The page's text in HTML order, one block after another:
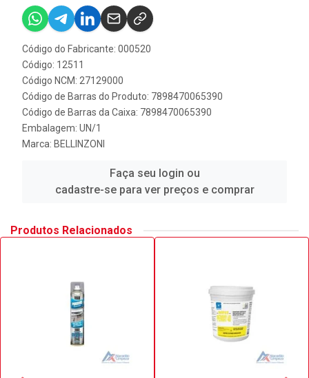
Código do Fabricante: 000520
Código: 12511
Código NCM: 27129000
Código de Barras do Produto: 7898470065390
Código de Barras da Caixa: 7898470065390
Embalagem: UN/1
Marca: BELLINZONI
Faça seu login ou
cadastre-se para ver preços e comprar
Produtos Relacionados